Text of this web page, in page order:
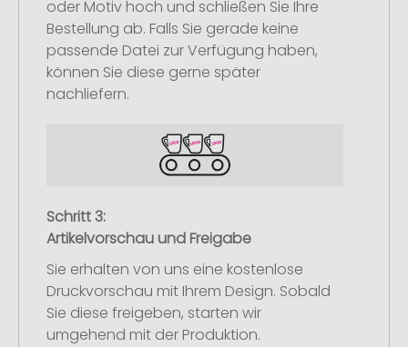
oder Motiv hoch und schließen Sie Ihre
Bestellung ab. Falls Sie gerade keine
passende Datei zur Verfügung haben,
können Sie diese gerne später
nachliefern.
Schritt 3:
Artikelvorschau und Freigabe
Sie erhalten von uns eine kostenlose
Druckvorschau mit Ihrem Design. Sobald
Sie diese freigeben, starten wir
umgehend mit der Produktion.